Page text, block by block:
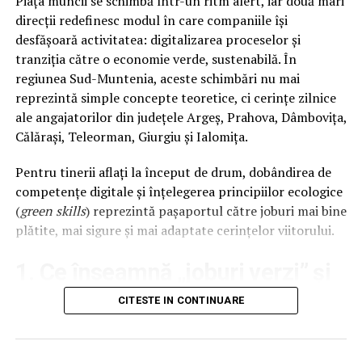
profesională, cu eliminarea petelor, bacteriilor și
mirosurilor;
Pentru suprafețele de marmură și granit
tratamente de impermeabilizare, pentru protecție și
strălucire de durată.
direcții redefinesc modul în care companiile își
desfășoară activitatea: digitalizarea proceselor și
tranziția către o economie verde, sustenabilă. În
regiunea Sud-Muntenia, aceste schimbări nu mai
reprezintă simple concepte teoretice, ci cerințe zilnice
ale angajatorilor din județele Argeș, Prahova, Dâmbovița,
Călărași, Teleorman, Giurgiu și Ialomița.
Pentru tinerii aflați la început de drum, dobândirea de
competențe digitale și înțelegerea principiilor ecologice
(green skills) reprezintă pașaportul către joburi mai bine
plătite, mai sigure și mai adaptate cerințelor viitorului.
de ce sunt la mare căutare?
Atunci când vorbim despre competențe verzi, nu ne
CITESTE IN CONTINUARE